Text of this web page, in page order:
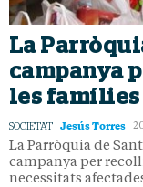
La
campanya
les
SOCIETAT Jesús Torres
La Parròquia de
campanya per
necessitats